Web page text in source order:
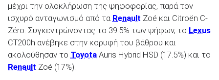
Μεταχειρισμένα
μέχρι την ολοκλήρωση της ψηφοφορίας, παρά τον
ισχυρό ανταγωνισμό από τα Renault Zoé και Citroën C-
Zéro. Συγκεντρώνοντας το 39.5% των ψήφων, το Lexus
CT200h ανέβηκε στην κορυφή του βάθρου και
ακολούθησαν το Toyota Auris Hybrid HSD (17.5%) και το
Renault Zoé (17%).